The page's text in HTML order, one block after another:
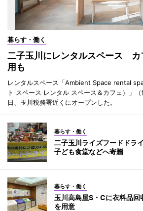
暮らす・働く
二子玉川にレンタルスペース カ
用も
レンタルスペース「Ambient Space rental
ト スペース レンタル スペース＆カフェ）」
日、玉川税務署近くにオープンした。
暮らす・働く
二子玉川ライズフードドラ
子ども食堂などへ寄贈
暮らす・働く
玉川高島屋S・Cに衣料品
を用意